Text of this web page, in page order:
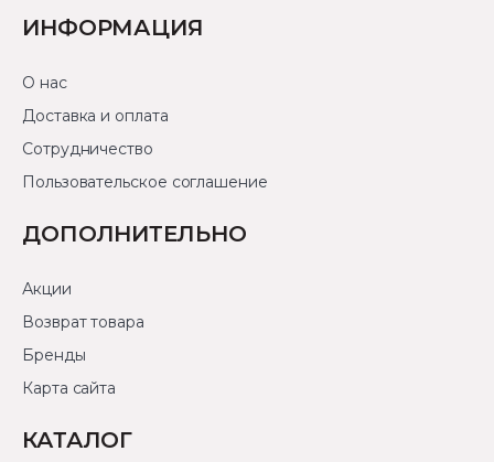
ИНФОРМАЦИЯ
О нас
Доставка и оплата
Сотрудничество
Пользовательское соглашение
ДОПОЛНИТЕЛЬНО
Акции
Возврат товара
Бренды
Карта сайта
КАТАЛОГ